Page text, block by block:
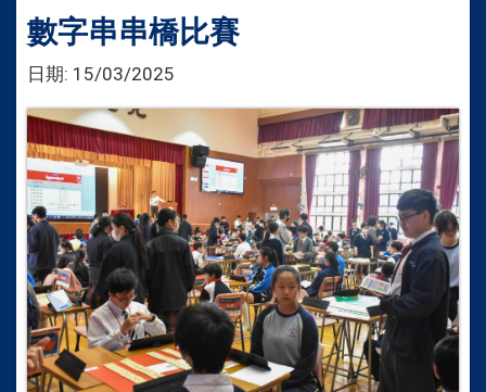
數字串串橋比賽
日期: 15/03/2025